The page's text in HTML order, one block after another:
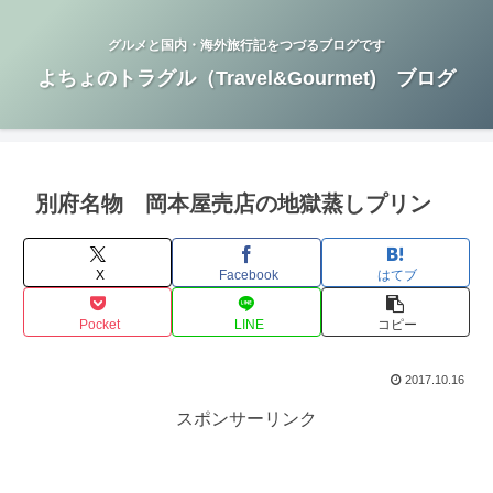
グルメと国内・海外旅行記をつづるブログです
よちょのトラグル（Travel&Gourmet) ブログ
別府名物 岡本屋売店の地獄蒸しプリン
X Facebook はてブ
Pocket LINE コピー
2017.10.16
スポンサーリンク